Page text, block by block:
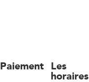
Paiement Les
horaires